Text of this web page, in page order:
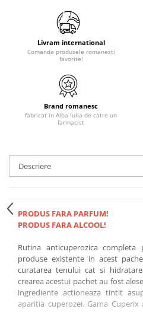
Livram international
Comanda produsele romanesti
favorite!
Brand romanesc
fabricat in Alba Iulia de catre un
farmacist
Descriere
PRODUS FARA PARFUM!
PRODUS FARA ALCOOL!
Rutina anticuperozica
produse existente in acest
curatarea tenului cat si
crearea acestui pachet au fost
ingrediente actioneaza tintit
aparitia cuperozei. Gama